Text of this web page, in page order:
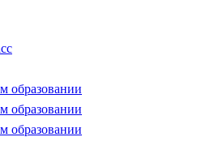
образовании
образовании
образовании